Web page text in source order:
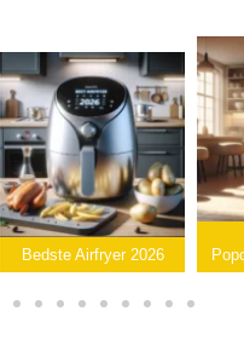
2026
Bedste
Popcornmaskine 2026